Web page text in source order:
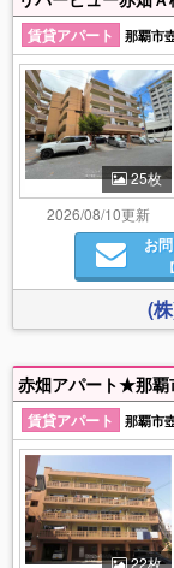
賃貸アパート
那覇市
25枚
2026/08/10更新
お
(
賃貸アパート
那覇市
22枚